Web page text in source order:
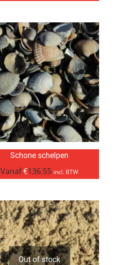
Schone schelpen
Vanaf€136.55 incl. BTW
Out of stock